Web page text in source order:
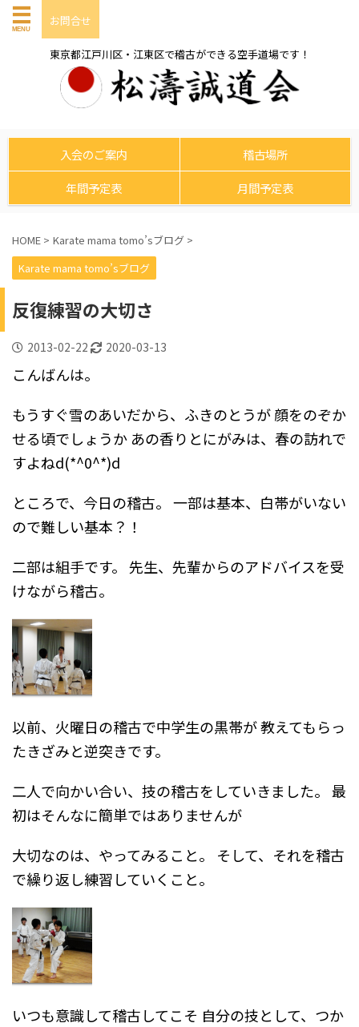
お問合せ
東京都江戸川区・江東区で稽古ができる空手道場です！
入会のご案内
稽古場所
年間予定表
月間予定表
HOME > Karate mama tomo’sブログ >
Karate mama tomo’sブログ
反復練習の大切さ
2013-02-22 2020-03-13
こんばんは。
もうすぐ雪のあいだから、ふきのとうが顔をのぞか
せる頃でしょうか あの香りとにがみは、春の訪れで
すよねd(*^0^*)d
ところで、今日の稽古。 一部は基本、白帯がいない
ので難しい基本？！
二部は組手です。 先生、先輩からのアドバイスを受
けながら稽古。
以前、火曜日の稽古で中学生の黒帯が教えてもらっ
たきざみと逆突きです。
二人で向かい合い、技の稽古をしていきました。 最
初はそんなに簡単ではありませんが
大切なのは、やってみること。
そして、それを稽古
で繰り返し練習していくこと。
いつも意識して稽古してこそ 自分の技として、つか